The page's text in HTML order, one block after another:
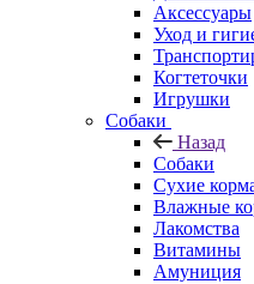
Аксессуары
Уход и
Когтеточки
Игрушки
Собаки
Назад
Собаки
Сухие
Влажные
Лакомства
Витамины
Амуниция